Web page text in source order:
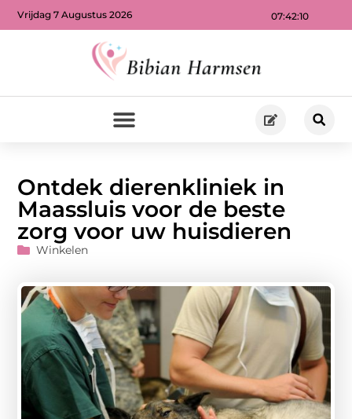
07:42:12
Vrijdag 7 Augustus 2026
Ontdek dierenkliniek in
Maassluis voor de beste
zorg voor uw huisdieren
Winkelen